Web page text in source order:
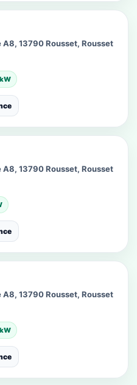
13790 Rousset, Rousset
13790 Rousset, Rousset
13790 Rousset, Rousset